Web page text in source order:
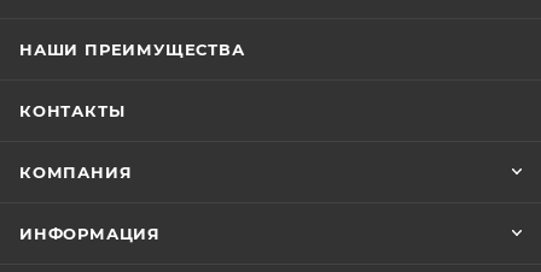
НАШИ ПРЕИМУЩЕСТВА
КОНТАКТЫ
КОМПАНИЯ
ИНФОРМАЦИЯ